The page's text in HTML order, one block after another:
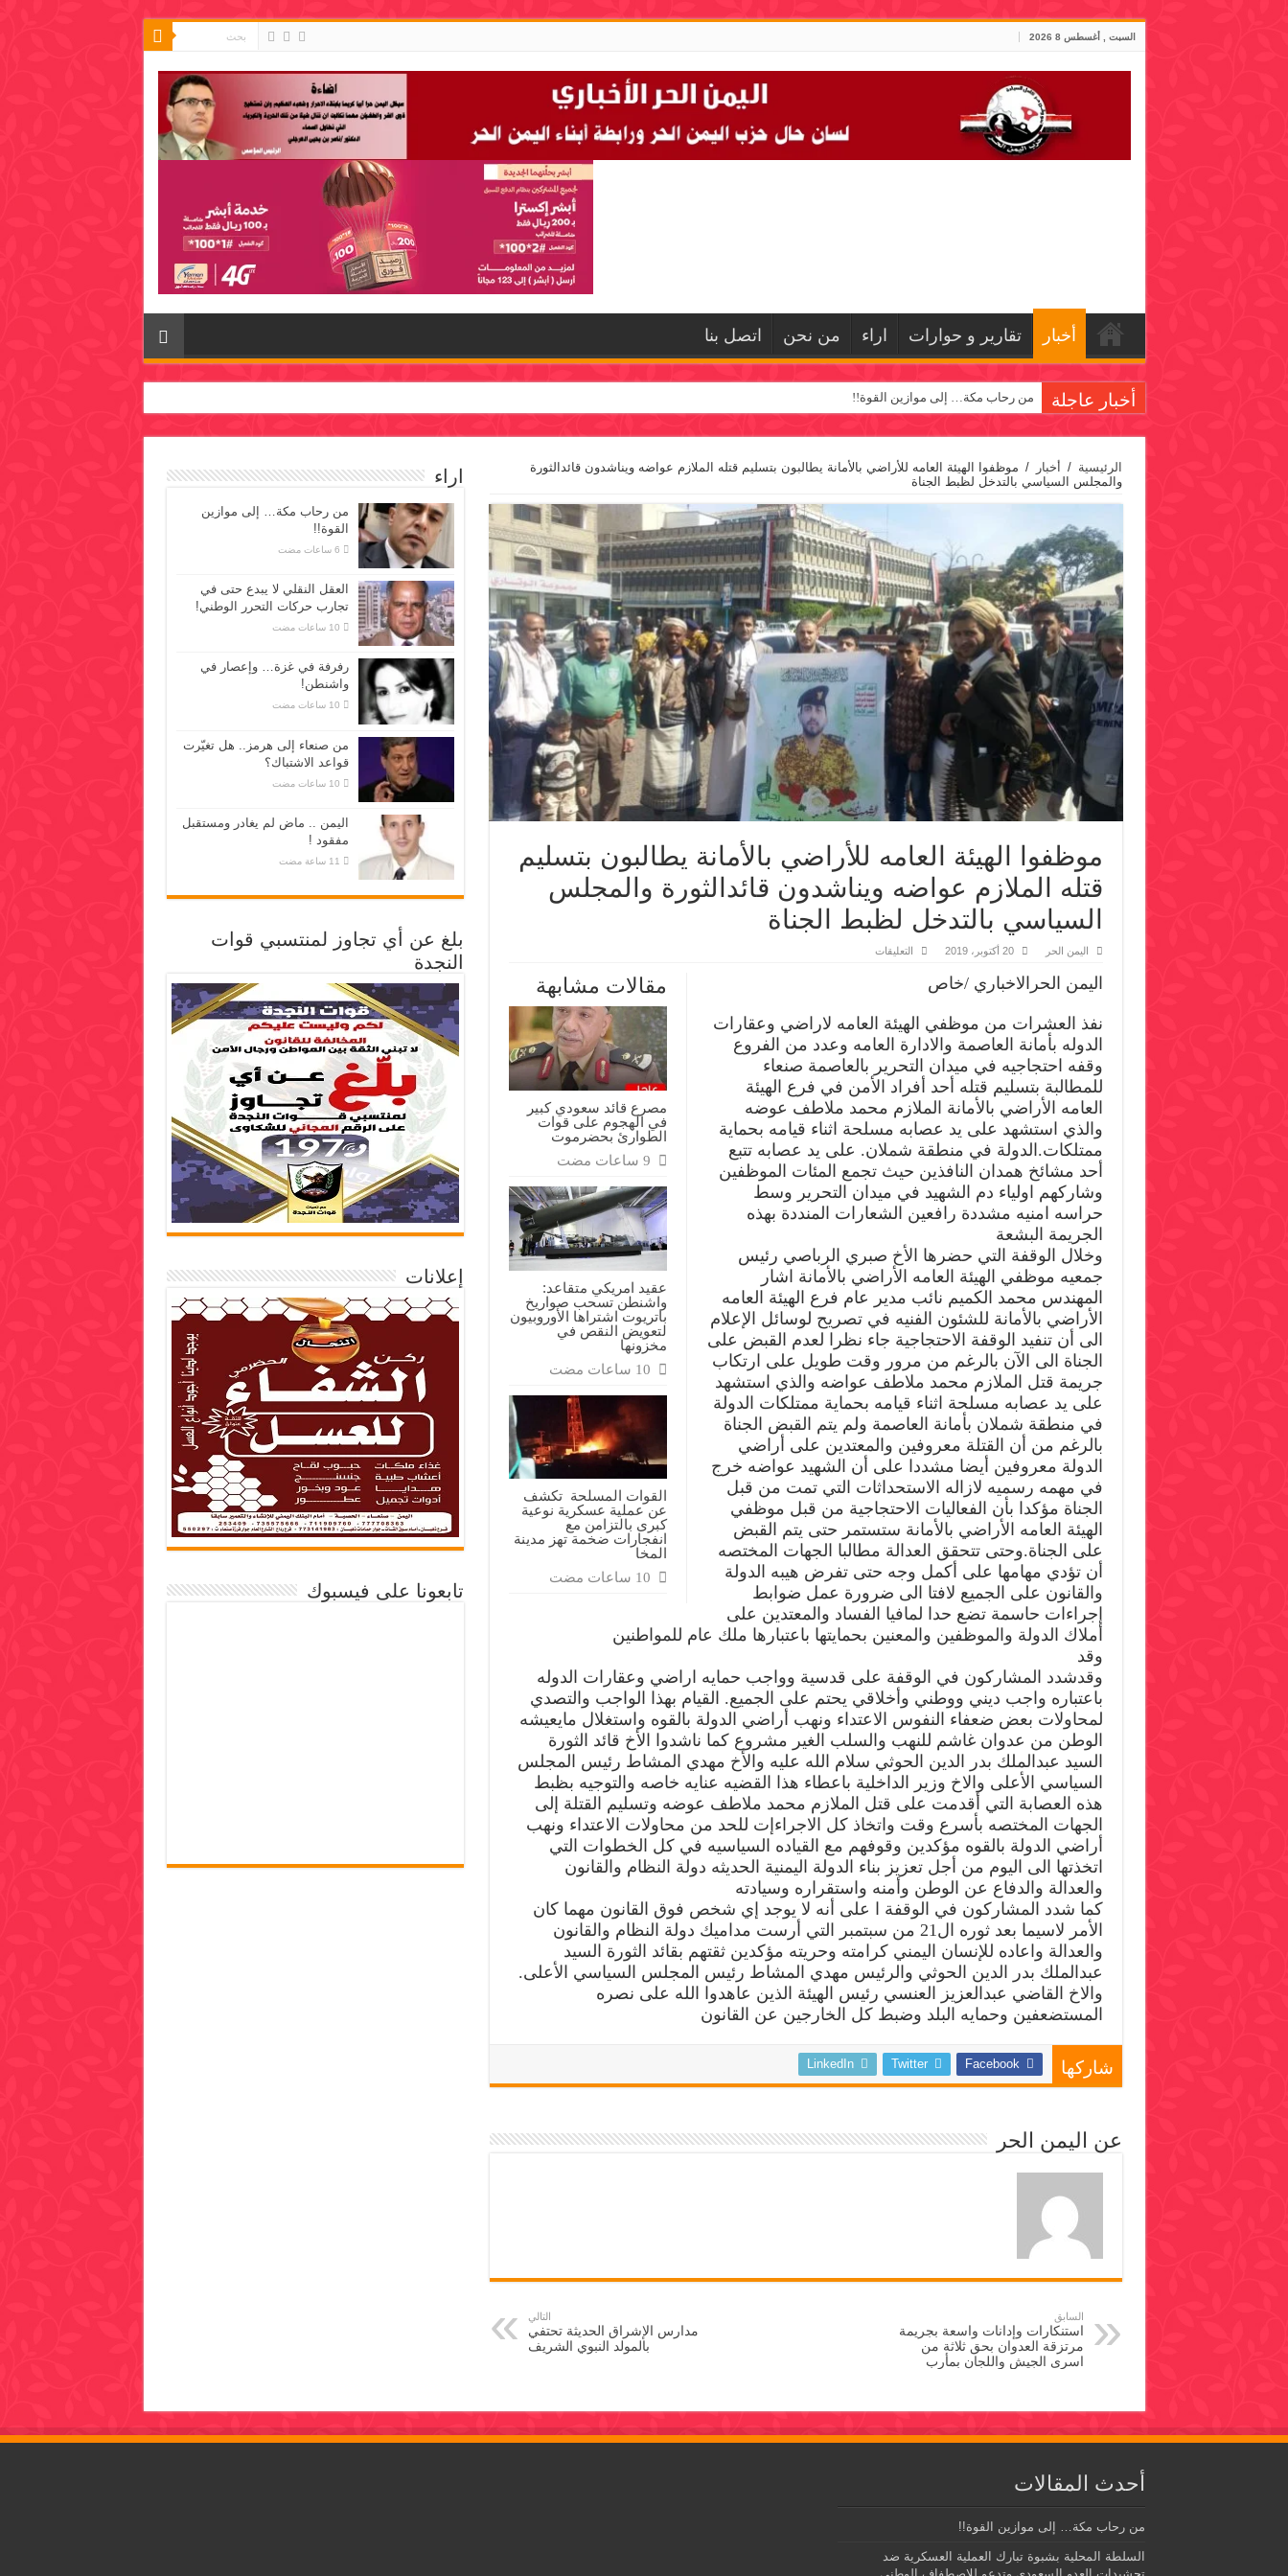
السبت , أغسطس 8 2026
أخبار تقارير و حوارات اراء من نحن اتصل بنا
أخبار عاجلة من رحاب مكة… إلى موازين القوة!!
السلطة المحلية بشبوة تبارك العملية العسكرية ضد تحشيدات العدو السعودي وتدعو للاصطفاف الوطني لانتزاع الحقوق
الرئيسية / أخبار / موظفوا الهيئة العامه للأراضي بالأمانة يطالبون بتسليم قتله الملازم عواضه ويناشدون قائدالثورة
والمجلس السياسي بالتدخل لظبط الجناة
موظفوا الهيئة العامه للأراضي بالأمانة يطالبون بتسليم
قتله الملازم عواضه ويناشدون قائدالثورة والمجلس
السياسي بالتدخل لظبط الجناة
اليمن الحر 20 أكتوبر، 2019 التعليقات
يطالبون
بتسليم
قتله
الملازم
عواضه
ويناشدون
قائدالثورة
والمجلس
السياسي
بالتدخل
لظبط
الجناة
مغلقة
مقالات مشابهة
مصرع قائد سعودي كبير
في الهجوم على قوات
الطوارئ بحضرموت
عقيد امريكي متقاعد:
واشنطن تسحب صواريخ
باتريوت اشتراها الأوروبيون
لتعويض النقص في
مخزونها
القوات المسلحة تكشف
عن عملية عسكرية نوعية
كبرى بالتزامن مع
انفجارات ضخمة تهز مدينة
المخا
اليمن الحرالاخباري /خاص
نفذ العشرات من موظفي الهيئة العامه لاراضي وعقارات
الدوله بأمانة العاصمة والادارة العامه وعدد من الفروع
وقفه احتجاجيه في ميدان التحرير بالعاصمة صنعاء
للمطالبة بتسليم قتله أحد أفراد الأمن في فرع الهيئة
العامه الأراضي بالأمانة الملازم محمد ملاطف عوضه
والذي استشهد على يد عصابه مسلحة اثناء قيامه بحماية
ممتلكات.الدولة في منطقة شملان. على يد عصابه تتبع
أحد مشائخ همدان النافذين حيث تجمع المئات الموظفين
وشاركهم اولياء دم الشهيد في ميدان التحرير وسط
حراسه امنيه مشددة رافعين الشعارات المنددة بهذه
الجريمة البشعة
وخلال الوقفة التي حضرها الأخ صبري الرباصي رئيس
جمعيه موظفي الهيئة العامه الأراضي بالأمانة اشار
المهندس محمد الكميم نائب مدير عام فرع الهيئة العامه
الأراضي بالأمانة للشئون الفنيه في تصريح لوسائل الإعلام
الى أن تنفيد الوقفة الاحتجاجية جاء نظرا لعدم القبض على
الجناة الى الآن بالرغم من مرور وقت طويل على ارتكاب
جريمة قتل الملازم محمد ملاطف عواضه والذي استشهد
على يد عصابه مسلحة اثناء قيامه بحماية ممتلكات الدولة
في منطقة شملان بأمانة العاصمة ولم يتم القبض الجناة
بالرغم من أن القتلة معروفين والمعتدين على أراضي
الدولة معروفين أيضا مشددا على أن الشهيد عواضه خرج
في مهمه رسميه لازاله الاستحداثات التي تمت من قبل
الجناة مؤكدا بأن الفعاليات الاحتجاجية من قبل موظفي
الهيئة العامه الأراضي بالأمانة ستستمر حتى يتم القبض
على الجناة.وحتى تتحقق العدالة مطالبا الجهات المختصه
أن تؤدي مهامها على أكمل وجه حتى تفرض هيبه الدولة
والقانون على الجميع لافتا الى ضرورة عمل ضوابط
إجراءات حاسمة تضع حدا لمافيا الفساد والمعتدين على
أملاك الدولة والموظفين والمعنين بحمايتها باعتبارها ملك عام للمواطنين
وقد
وقدشدد المشاركون في الوقفة على قدسية وواجب حمايه اراضي وعقارات الدوله
باعتباره واجب ديني ووطني وأخلاقي يحتم على الجميع. القيام بهذا الواجب والتصدي
لمحاولات بعض ضعفاء النفوس الاعتداء ونهب أراضي الدولة بالقوه واستغلال مايعيشه
الوطن من عدوان غاشم للنهب والسلب الغير مشروع كما ناشدوا الأخ قائد الثورة
السيد عبدالملك بدر الدين الحوثي سلام الله عليه والأخ مهدي المشاط رئيس المجلس
السياسي الأعلى والاخ وزير الداخلية باعطاء هذا القضيه عنايه خاصه والتوجيه بظبط
هذه العصابة التي أقدمت على قتل الملازم محمد ملاطف عوضه وتسليم القتلة إلى
الجهات المختصه بأسرع وقت واتخاذ كل الاجراءإت للحد من محاولات الاعتداء ونهب
أراضي الدولة بالقوه مؤكدين وقوفهم مع القياده السياسيه في كل الخطوات التي
اتخذتها الى اليوم من أجل تعزيز بناء الدولة اليمنية الحديثه دولة النظام والقانون
والعدالة والدفاع عن الوطن وأمنه واستقراره وسيادته
كما شدد المشاركون في الوقفة ا على أنه لا يوجد إي شخص فوق القانون مهما كان
الأمر لاسيما بعد ثوره ال21 من سبتمبر التي أرست مداميك دولة النظام والقانون
والعدالة واعاده للإنسان اليمني كرامته وحريته مؤكدين ثقتهم بقائد الثورة السيد
عبدالملك بدر الدين الحوثي والرئيس مهدي المشاط رئيس المجلس السياسي الأعلى.
والاخ القاضي عبدالعزيز العنسي رئيس الهيئة الذين عاهدوا الله على نصره
المستضعفين وحمايه البلد وضبط كل الخارجين عن القانون
شاركها Facebook
Twitter
LinkedIn
عن اليمن الحر
السابق
استنكارات وإدانات واسعة بجريمة
مرتزقة العدوان بحق ثلاثة من
اسرى الجيش واللجان بمأرب
التالي
مدارس الإشراق الحديثة تحتفي
بالمولد النبوي الشريف
اراء
من رحاب مكة… إلى موازين
القوة!!
العقل النقلي لا يبدع حتى في
تجارب حركات التحرر الوطني!
رفرفة في غزة… وإعصار في
واشنطن!
من صنعاء إلى هرمز.. هل تغيّرت
قواعد الاشتباك؟
اليمن .. ماض لم يغادر ومستقبل
مفقود !
بلغ عن أي تجاوز لمنتسبي قوات
النجدة
إعلانات
تابعونا على فيسبوك
أحدث المقالات
من رحاب مكة… إلى موازين القوة!!
السلطة المحلية بشبوة تبارك العملية العسكرية ضد